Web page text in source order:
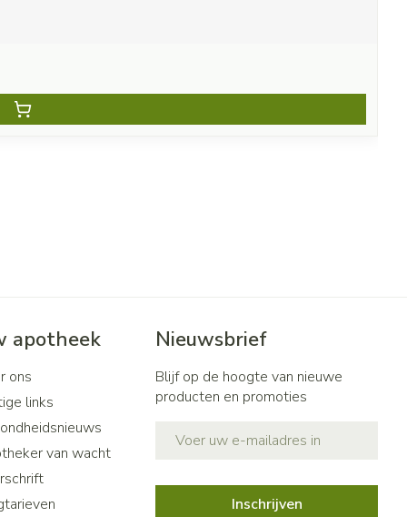
apotheek
ons
links
van wacht
Nieuwsbrief
Blijf op de hoogte van nieuwe
producten en promoties
Inschrijven